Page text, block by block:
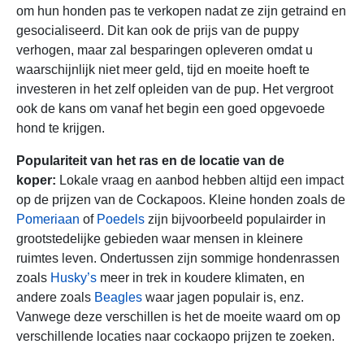
om hun honden pas te verkopen nadat ze zijn getraind en
gesocialiseerd. Dit kan ook de prijs van de puppy
verhogen, maar zal besparingen opleveren omdat u
waarschijnlijk niet meer geld, tijd en moeite hoeft te
investeren in het zelf opleiden van de pup. Het vergroot
ook de kans om vanaf het begin een goed opgevoede
hond te krijgen.
Populariteit van het ras en de locatie van de
koper: Lokale vraag en aanbod hebben altijd een impact
op de prijzen van de Cockapoos. Kleine honden zoals de
Pomeriaan of Poedels zijn bijvoorbeeld populairder in
grootstedelijke gebieden waar mensen in kleinere
ruimtes leven. Ondertussen zijn sommige hondenrassen
zoals Husky’s meer in trek in koudere klimaten, en
andere zoals Beagles waar jagen populair is, enz.
Vanwege deze verschillen is het de moeite waard om op
verschillende locaties naar cockaopo prijzen te zoeken.